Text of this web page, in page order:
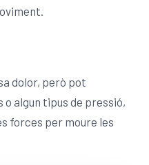
dolor, però pot
algun tipus de pressió,
forces per moure les